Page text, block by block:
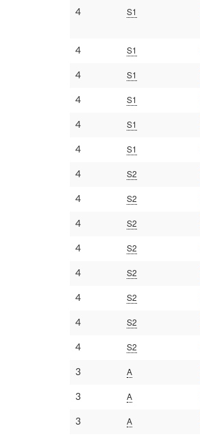
4 S1
4 S1
4 S1
4 S1
4 S1
4 S1
4 S2
4 S2
4 S2
4 S2
4 S2
4 S2
4 S2
4 S2
3 A
3 A
3 A